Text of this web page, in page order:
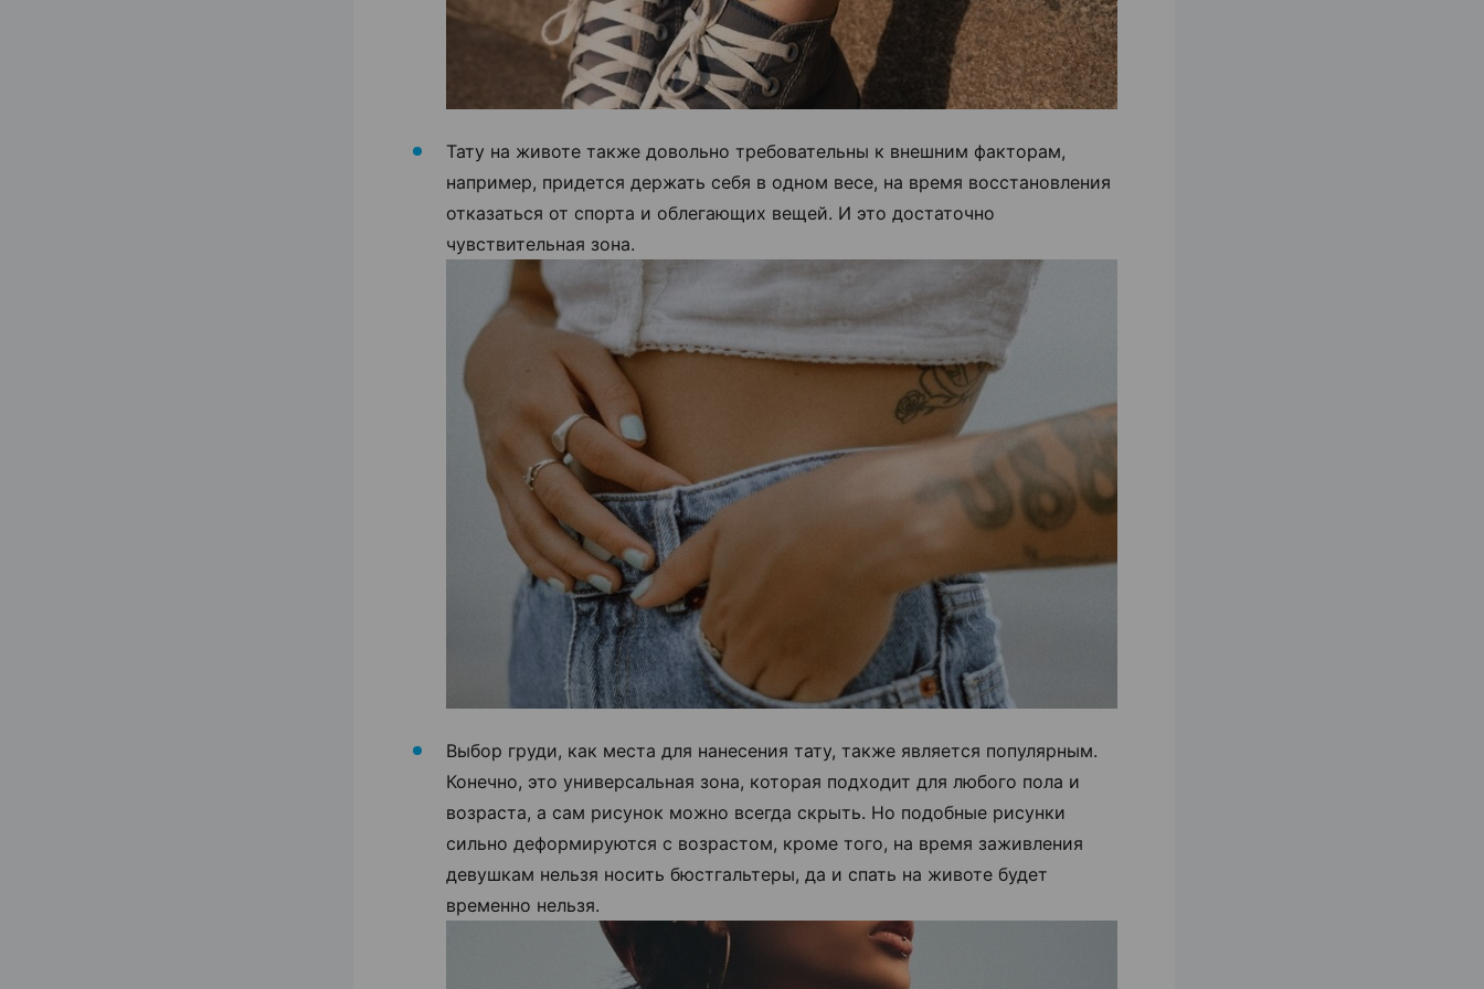
Тату на животе также довольно требовательны к внешним факторам,
например, придется держать себя в одном весе, на время восстановления
отказаться от спорта и облегающих вещей. И это достаточно
чувствительная зона.
Выбор груди, как места для нанесения тату, также является популярным.
Конечно, это универсальная зона, которая подходит для любого пола и
возраста, а сам рисунок можно всегда скрыть. Но подобные рисунки
сильно деформируются с возрастом, кроме того, на время заживления
девушкам нельзя носить бюстгальтеры, да и спать на животе будет
временно нельзя.